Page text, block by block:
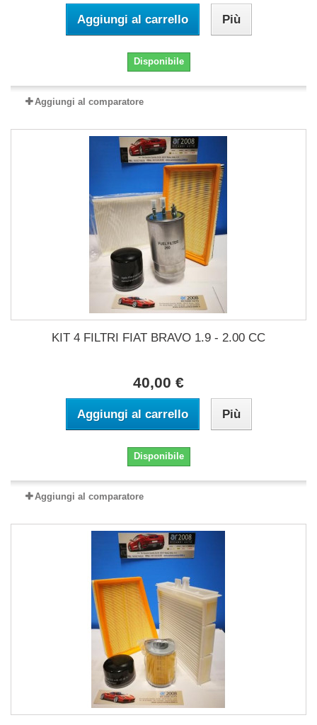
Aggiungi al carrello Più
Disponibile
Aggiungi al comparatore
KIT 4 FILTRI FIAT BRAVO 1.9 - 2.00 CC
40,00 €
Aggiungi al carrello Più
Disponibile
Aggiungi al comparatore